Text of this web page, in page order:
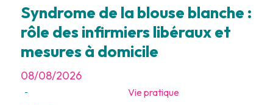
Syndrome de la blouse blanche :
rôle des infirmiers libéraux et
mesures à domicile
08/08/2026
- Vie pratique